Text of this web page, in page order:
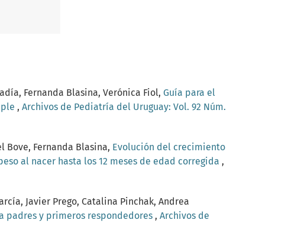
Fernanda Blasina, Verónica Fiol, Guía para el
, Archivos de Pediatría del Uruguay: Vol. 92 Núm.
Bove, Fernanda Blasina, Evolución del crecimiento
al nacer hasta los 12 meses de edad corregida ,
Javier Prego, Catalina Pinchak, Andrea
padres y primeros respondedores , Archivos de